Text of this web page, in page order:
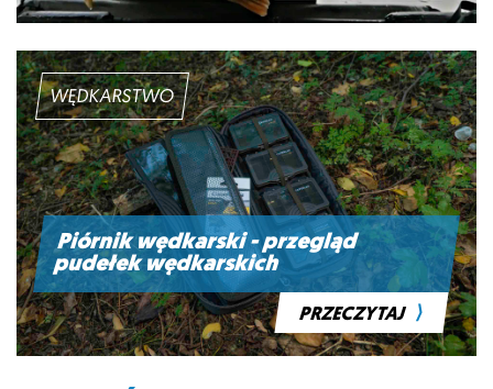
WĘDKARSTWO
Piórnik wędkarski - przegląd
pudełek wędkarskich
PRZECZYTAJ ⟩